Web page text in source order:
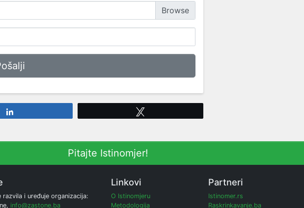
Pitajte Istinomjer!
razvila i uređuje organizacija:
info@zastone.ba
Linkovi
O Istinomjeru
Metodologija
Partneri
Istinomer.rs
Raskrinkavanje.ba